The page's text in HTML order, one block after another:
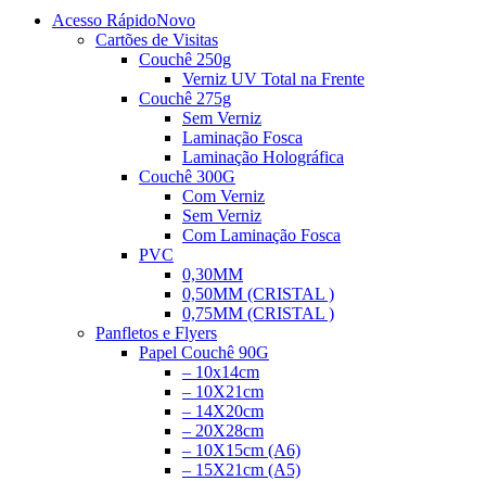
Acesso RápidoNovo
Cartões de Visitas
Couchê 250g
Verniz UV Total na Frente
Couchê 275g
Sem Verniz
Laminação Fosca
Laminação Holográfica
Couchê 300G
Com Verniz
Sem Verniz
Com Laminação Fosca
PVC
0,30MM
0,50MM (CRISTAL )
0,75MM (CRISTAL )
Panfletos e Flyers
Papel Couchê 90G
– 10x14cm
– 10X21cm
– 14X20cm
– 20X28cm
– 10X15cm (A6)
– 15X21cm (A5)